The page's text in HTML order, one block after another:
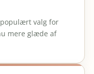
valg for
mere glæde af